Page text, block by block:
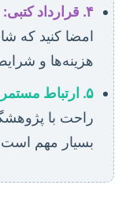
۴. قرارداد کتبی:
امضا کنید که
هزینه‌ها و
۵. ارتباط مستمر:
راحت با
بسیار مهم